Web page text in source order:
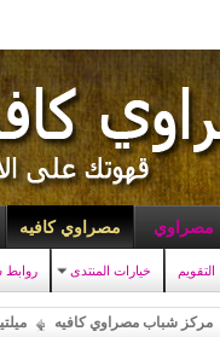
مصراوي مصراوي كافيه
التقويم خيارات المنتدى روابط
مركز شباب مصراوي كافيه